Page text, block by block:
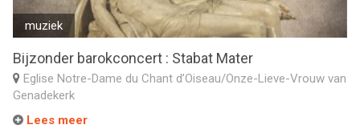
muziek
Bijzonder barokconcert : Stabat Mater
Eglise Notre-Dame du Chant d’Oiseau/Onze-Lieve-Vrouw van
Genadekerk
Lees meer